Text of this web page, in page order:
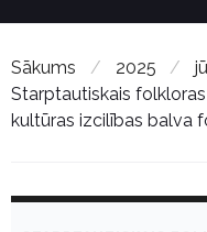
Sākums / 2025 /
Starptautiskais
kultūras izcilības balva